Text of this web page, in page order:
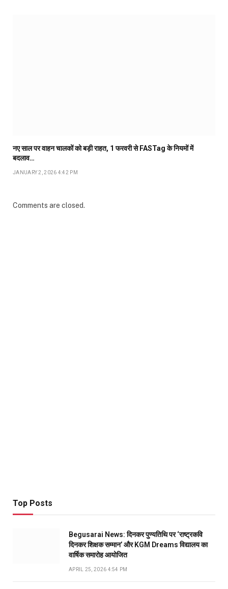
नए साल पर वाहन चालकों को बड़ी राहत, 1 फरवरी से FASTag के नियमों में
बदलाव…
JANUARY 2, 2026 4:42 PM
Comments are closed.
Top Posts
Begusarai News: दिनकर पुण्यतिथि पर ‘राष्ट्रकवि
दिनकर शिक्षक सम्मान’ और KGM Dreams विद्यालय का
वार्षिक समारोह आयोजित
APRIL 25, 2026 4:54 PM